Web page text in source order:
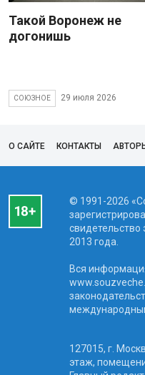
Такой Воронеж не
догонишь
СОЮЗНОЕ 29 июля 2026
О САЙТЕ КОНТАКТЫ
© 1991-2026
2013 года.
Вся
127015, г.
этаж,